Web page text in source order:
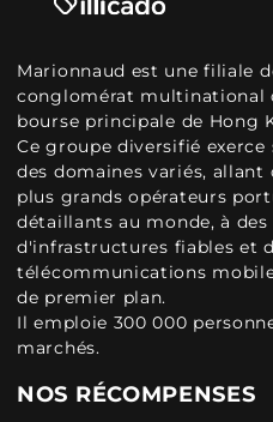
Marionnaud est une filiale
conglomérat multinational
bourse principale de Hong
Ce groupe diversifié exerce
des domaines variés, allant
plus grands opérateurs
détaillants au monde, à
d'infrastructures fiables et
télécommunications
de premier plan.
Il emploie 300 000
marchés.
NOS RÉCOMPENSES